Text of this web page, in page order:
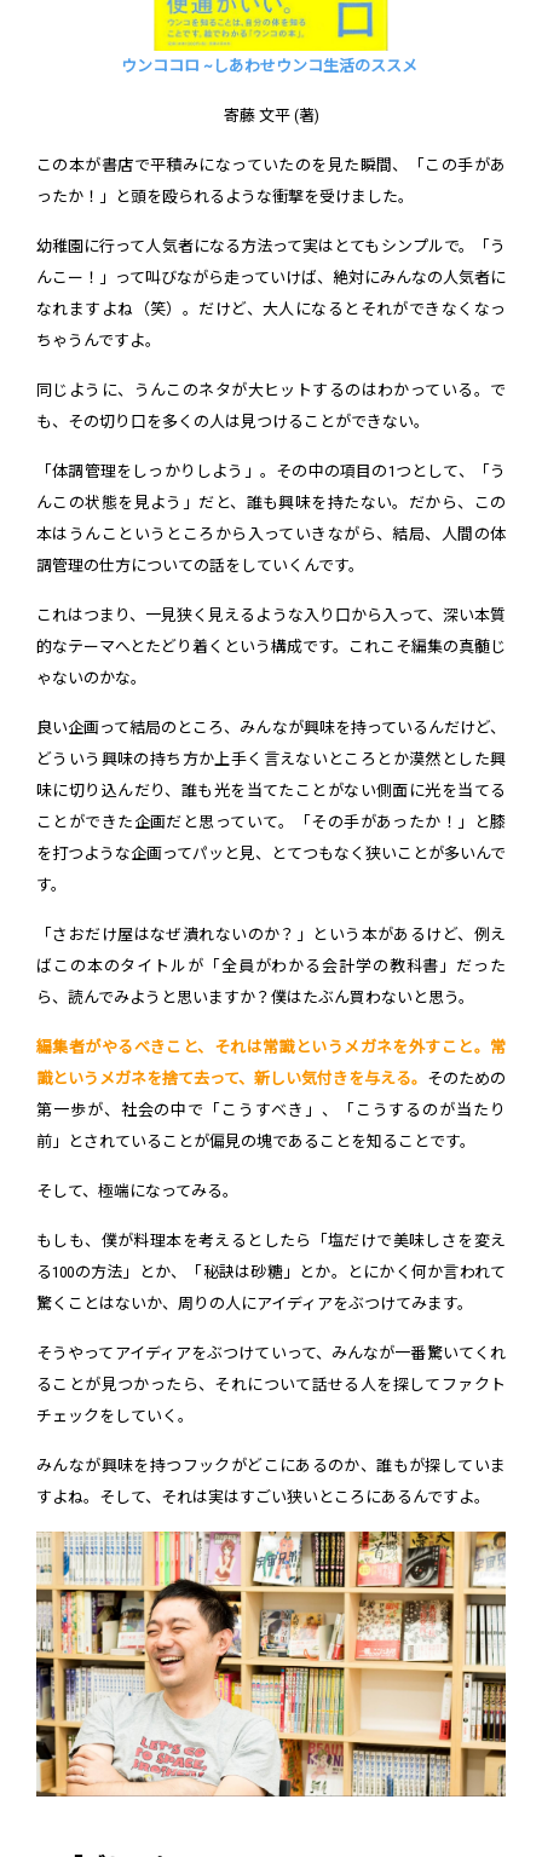
ウンココロ ~しあわせウンコ生活のススメ
寄藤 文平 (著)
この本が書店で平積みになっていたのを見た瞬間、「この手があ
ったか！」と頭を殴られるような衝撃を受けました。
幼稚園に行って人気者になる方法って実はとてもシンプルで。「う
んこー！」って叫びながら走っていけば、絶対にみんなの人気者に
なれますよね（笑）。だけど、大人になるとそれができなくなっ
ちゃうんですよ。
同じように、うんこのネタが大ヒットするのはわかっている。で
も、その切り口を多くの人は見つけることができない。
「体調管理をしっかりしよう」。その中の項目の1つとして、「う
んこの状態を見よう」だと、誰も興味を持たない。だから、この
本はうんこというところから入っていきながら、結局、人間の体
調管理の仕方についての話をしていくんです。
これはつまり、一見狭く見えるような入り口から入って、深い本質
的なテーマへとたどり着くという構成です。これこそ編集の真髄じ
ゃないのかな。
良い企画って結局のところ、みんなが興味を持っているんだけど、
どういう興味の持ち方か上手く言えないところとか漠然とした興
味に切り込んだり、誰も光を当てたことがない側面に光を当てる
ことができた企画だと思っていて。「その手があったか！」と膝
を打つような企画ってパッと見、とてつもなく狭いことが多いんで
す。
「さおだけ屋はなぜ潰れないのか？」という本があるけど、例え
ばこの本のタイトルが「全員がわかる会計学の教科書」だった
ら、読んでみようと思いますか？僕はたぶん買わないと思う。
編集者がやるべきこと、それは常識というメガネを外すこと。常
識というメガネを捨て去って、新しい気付きを与える。 そのための
第一歩が、社会の中で「こうすべき」、「こうするのが当たり
前」とされていることが偏見の塊であることを知ることです。
そして、極端になってみる。
もしも、僕が料理本を考えるとしたら「塩だけで美味しさを変え
る100の方法」とか、「秘訣は砂糖」とか。とにかく何か言われて
驚くことはないか、周りの人にアイディアをぶつけてみます。
そうやってアイディアをぶつけていって、みんなが一番驚いてくれ
ることが見つかったら、それについて話せる人を探してファクト
チェックをしていく。
みんなが興味を持つフックがどこにあるのか、誰もが探していま
すよね。そして、それは実はすごい狭いところにあるんですよ。